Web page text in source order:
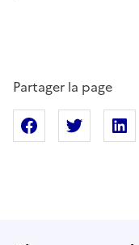
Partager la page
Partager sur